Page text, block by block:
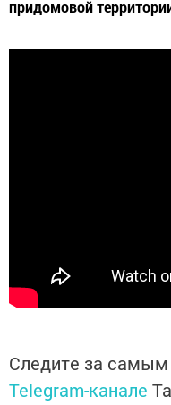
придомовой
Следите за
Telegram-канале